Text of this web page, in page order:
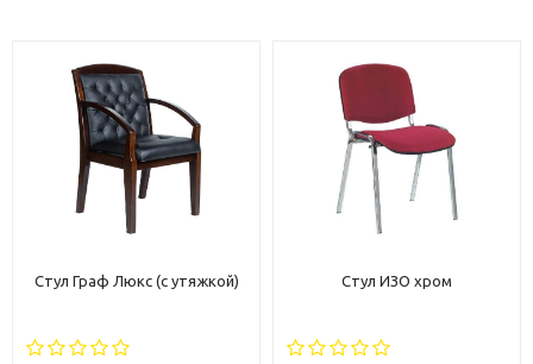
Люкс (с утяжкой) Стул ИЗО хром